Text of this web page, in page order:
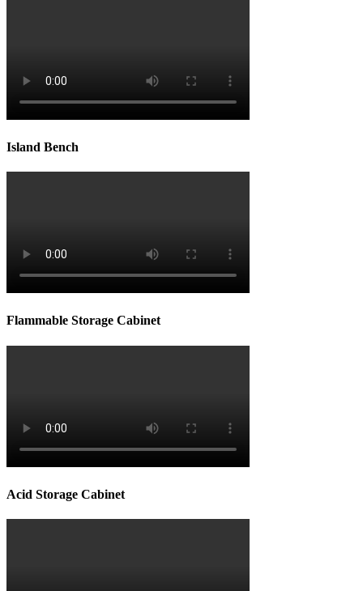
Island Bench
Flammable Storage Cabinet
Acid Storage Cabinet